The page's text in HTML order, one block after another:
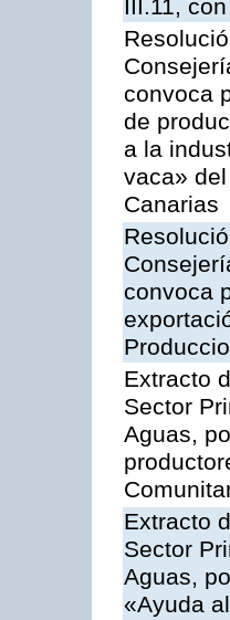
III.11,
convoca
de
a la
vaca»
Canarias
convoca
Extracto
Sector
Aguas,
Extracto
Sector
Aguas,
«Ayuda